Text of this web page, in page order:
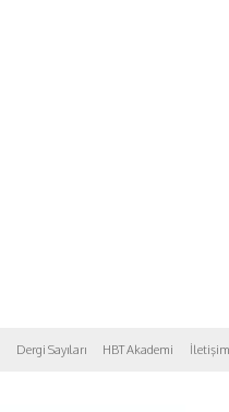
Dergi Sayıları HBT Akademi İletişim